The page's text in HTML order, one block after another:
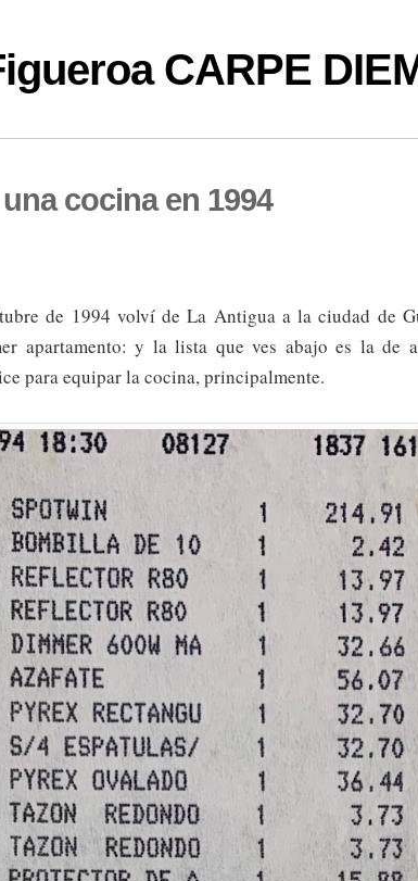
CARPE
cocina en 1994
de 1994 volví de La Antigua a la ciudad de
apartamento: y la lista que ves abajo es la de
para equipar la cocina, principalmente.